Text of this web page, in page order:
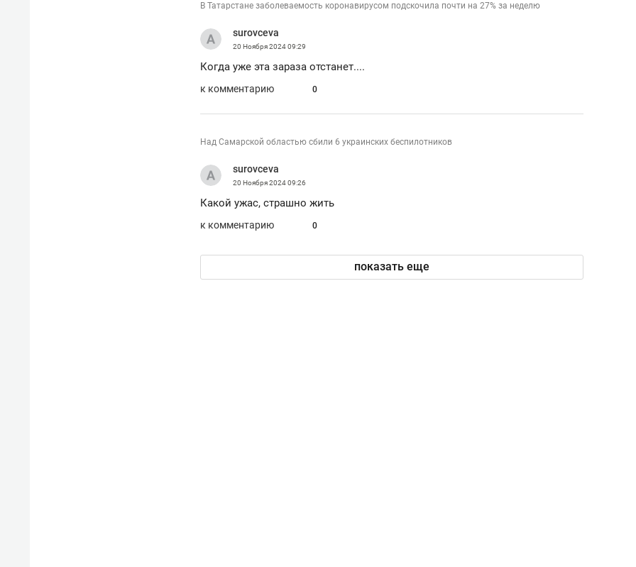
В Татарстане заболеваемость коронавирусом подскочила почти на 27% за неделю
surovceva
20 Ноября 202409:29
Когда уже эта зараза отстанет....
к комментарию 0
Над Самарской областью сбили 6 украинских беспилотников
surovceva
20 Ноября 202409:26
Какой ужас, страшно жить
к комментарию 0
показать еще